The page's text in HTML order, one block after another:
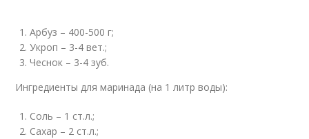
Арбуз – 400-500 г;
Укроп – 3-4 вет.;
Чеснок – 3-4 зуб.
Ингредиенты для маринада (на 1 литр воды):
Соль – 1 ст.л.;
Сахар – 2 ст.л.;